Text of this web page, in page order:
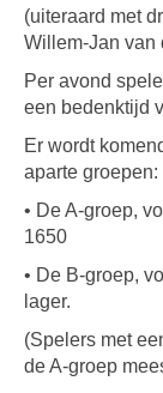
(uiteraard met
Willem-Jan van
Per avond
een bedenktijd
Er wordt
aparte groepen:
• De A-groep,
1650
• De B-groep,
lager.
(Spelers met
de A-groep